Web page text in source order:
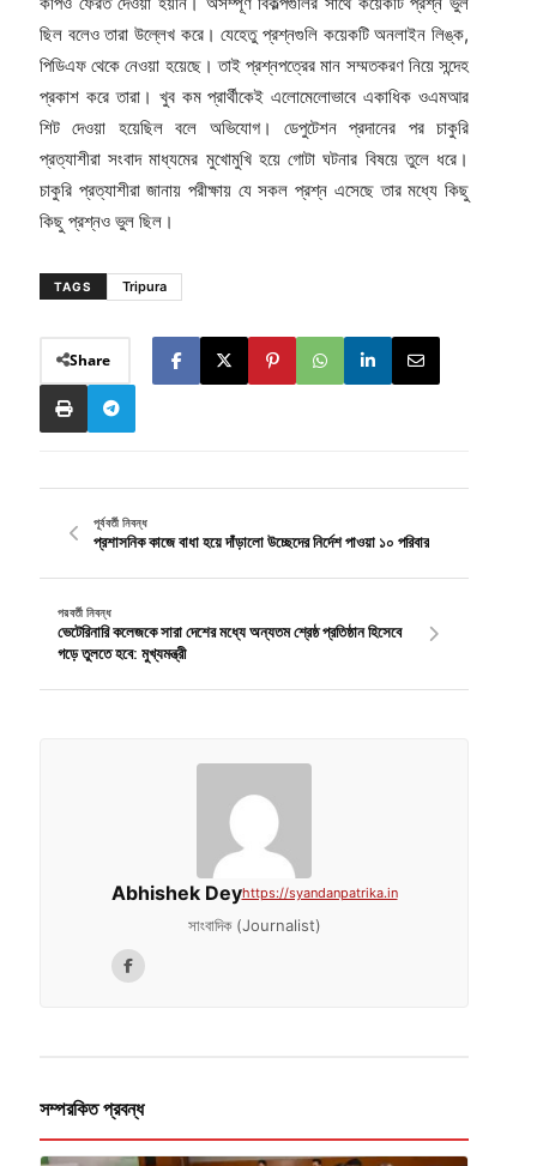
ছিল বলেও তারা উল্লেখ করে। যেহেতু প্রশ্নগুলি কয়েকটি অনলাইন লিঙ্ক,
পিডিএফ থেকে নেওয়া হয়েছে। তাই প্রশ্নপত্রের মান সম্মতকরণ নিয়ে সন্দেহ
প্রকাশ করে তারা। খুব কম প্রার্থীকেই এলোমেলোভাবে একাধিক ওএমআর
শিট দেওয়া হয়েছিল বলে অভিযোগ। ডেপুটেশন প্রদানের পর চাকুরি
প্রত্যাশীরা সংবাদ মাধ্যমের মুখোমুখি হয়ে গোটা ঘটনার বিষয়ে তুলে ধরে।
চাকুরি প্রত্যাশীরা জানায় পরীক্ষায় যে সকল প্রশ্ন এসেছে তার মধ্যে কিছু
কিছু প্রশ্নও ভুল ছিল।
TAGS Tripura
Share
পূর্ববর্তী নিবন্ধ
প্রশাসনিক কাজে বাধা হয়ে দাঁড়ালো উচ্ছেদের নির্দেশ পাওয়া ১০ পরিবার
পরবর্তী নিবন্ধ
ভেটেরিনারি কলেজকে সারা দেশের মধ্যে অন্যতম শ্রেষ্ঠ প্রতিষ্ঠান হিসেবে
গড়ে তুলতে হবে: মুখ্যমন্ত্রী
Abhishek Deyhttps://syandanpatrika.in
সাংবাদিক (Journalist)
সম্পরকিত প্রবন্ধ